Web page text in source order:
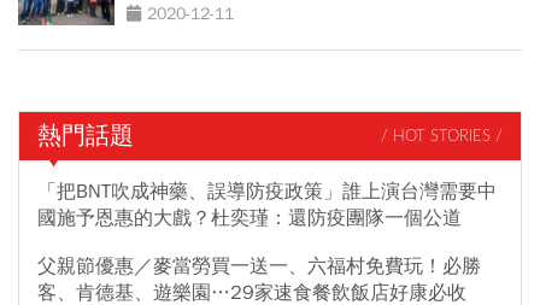
2020-12-11
熱門話題 / HOT STORIES /
「把BNT吹成神藥、誤導防疫政策」誰上演台灣需要中
國施予恩惠的大戲？杜奕瑾：還防疫團隊一個公道
父親節優惠／麥當勞買一送一、六福村免費玩！必勝
客、肯德基、遊樂園…29家速食餐飲飯店好康必收